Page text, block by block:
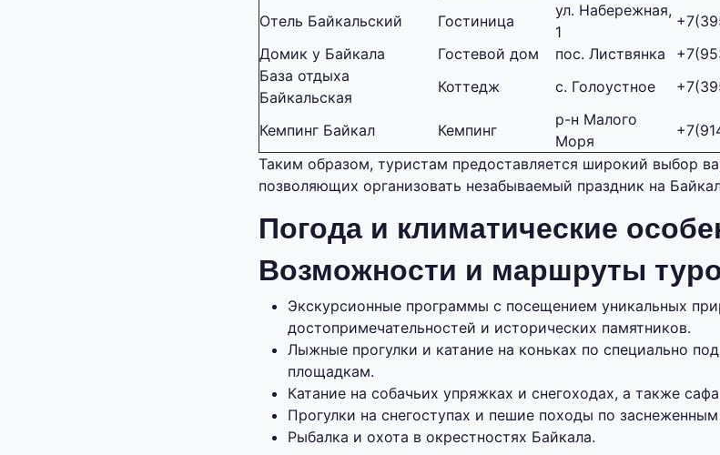
Отель Байкальский Гостиница
ул. Набережная,
1
Домик у Байкала
Гостевой дом пос. Листвянка
База отдыха
Байкальская
Коттедж с. Голоустное
Кемпинг Байкал Кемпинг
р-н Малого
Моря
Таким образом, туристам предоставляется широкий выбор
позволяющих организовать незабываемый праздник на
Погода и климатические
Возможности и маршруты
Экскурсионные программы с посещением уникальных
достопримечательностей и исторических памятников.
Лыжные прогулки и катание на коньках по специально
площадкам.
Катание на собачьих упряжках и снегоходах, а также
Прогулки на снегоступах и пешие походы по
Рыбалка и охота в окрестностях Байкала.